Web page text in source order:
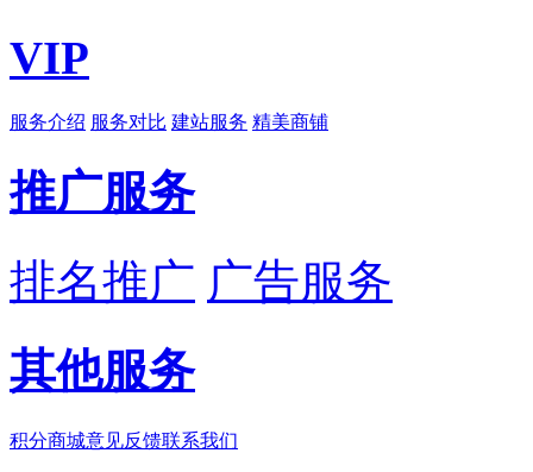
VIP
服务介绍 服务对比 建站服务 精美商铺
推广服务
排名推广 广告服务
其他服务
积分商城意见反馈联系我们